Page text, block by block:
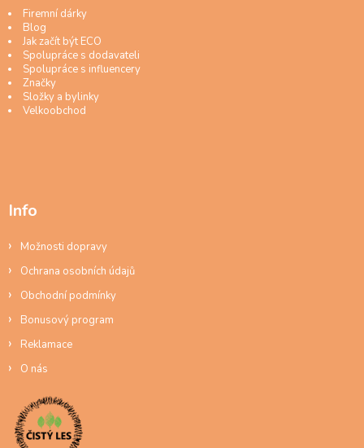
Firemní dárky
Blog
Jak začít být ECO
Spolupráce s dodavateli
Spolupráce s influencery
Značky
Složky a bylinky
Velkoobchod
Info
Možnosti dopravy
Ochrana osobních údajů
Obchodní podmínky
Bonusový program
Reklamace
O nás